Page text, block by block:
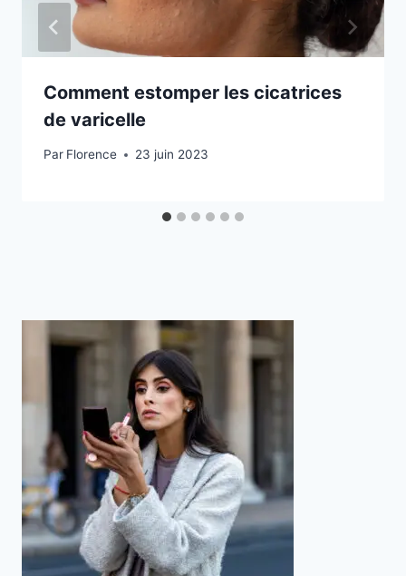
Comment estomper les cicatrices
de varicelle
Par Florence 23 juin 2023